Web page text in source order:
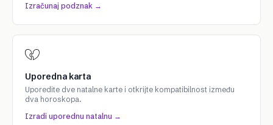
Izračunaj podznak →
Uporedna karta
Uporedite dve natalne karte i otkrijte kompatibilnost između
dva horoskopa.
Izradi uporednu natalnu →